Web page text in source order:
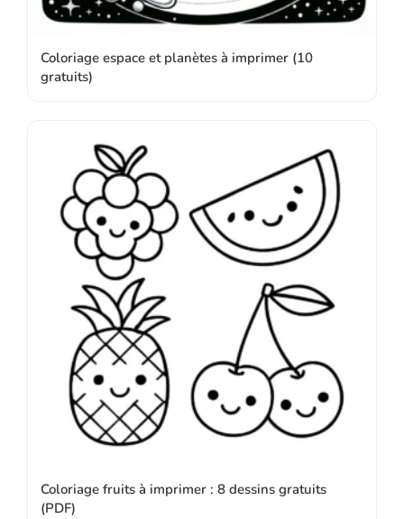
Coloriage espace et planètes à imprimer (10
gratuits)
Coloriage fruits à imprimer : 8 dessins gratuits
(PDF)